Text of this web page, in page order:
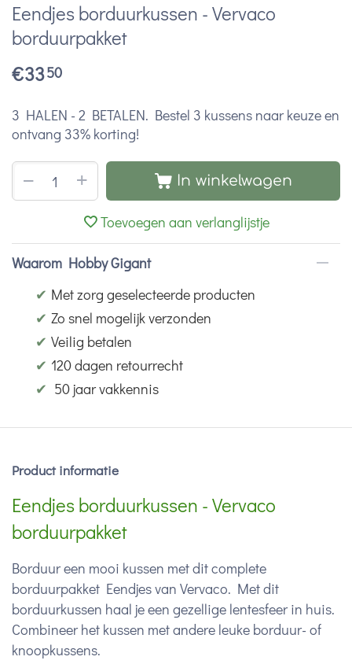
Eendjes borduurkussen - Vervaco
borduurpakket
€3350
3 HALEN - 2 BETALEN. Bestel 3 kussens naar keuze en
ontvang 33% korting!
+
− In winkelwagen
Toevoegen aan verlanglijstje
Waarom Hobby Gigant
✔ Met zorg geselecteerde producten
✔ Zo snel mogelijk verzonden
✔ Veilig betalen
✔ 120 dagen retourrecht
✔ 50 jaar vakkennis
Product informatie
Eendjes borduurkussen - Vervaco
borduurpakket
Borduur een mooi kussen met dit complete
borduurpakket Eendjes van Vervaco. Met dit
borduurkussen haal je een gezellige lentesfeer in huis.
Combineer het kussen met andere leuke borduur- of
knoopkussens.